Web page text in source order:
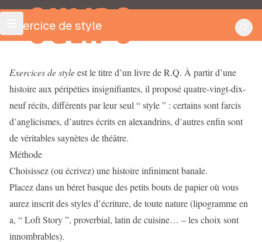
OULIPO
Exercice de style
Exercices de styleest le titre d’un livre de R.Q. À partir d’une
histoire aux péripéties insignifiantes, il proposé quatre-vingt-dix-
neuf récits, différents par leur seul “ style ” : certains sont farcis
d’anglicismes, d’autres écrits en alexandrins, d’autres enfin sont
de véritables saynètes de théâtre.
Méthode
Choisissez (ou écrivez) une histoire infiniment banale.
Placez dans un béret basque des petits bouts de papier où vous
aurez inscrit des styles d’écriture, de toute nature (lipogramme en
a, “ Loft Story ”, proverbial, latin de cuisine… – les choix sont
innombrables).